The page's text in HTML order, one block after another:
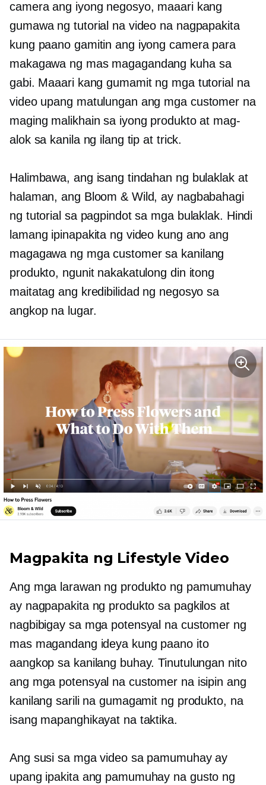
camera ang iyong negosyo, maaari kang
gumawa ng tutorial na video na nagpapakita
kung paano gamitin ang iyong camera para
makagawa ng mas magagandang kuha sa
gabi. Maaari kang gumamit ng mga tutorial na
video upang matulungan ang mga customer na
maging malikhain sa iyong produkto at mag-
alok sa kanila ng ilang tip at trick.
Halimbawa, ang isang tindahan ng bulaklak at
halaman, ang Bloom & Wild, ay nagbabahagi
ng tutorial sa pagpindot sa mga bulaklak. Hindi
lamang ipinapakita ng video kung ano ang
magagawa ng mga customer sa kanilang
produkto, ngunit nakakatulong din itong
maitatag ang kredibilidad ng negosyo sa
angkop na lugar.
Magpakita ng Lifestyle Video
Ang mga larawan ng produkto ng pamumuhay
ay nagpapakita ng produkto sa pagkilos at
nagbibigay sa mga potensyal na customer ng
mas magandang ideya kung paano ito
aangkop sa kanilang buhay. Tinutulungan nito
ang mga potensyal na customer na isipin ang
kanilang sarili na gumagamit ng produkto, na
isang mapanghikayat na taktika.
Ang susi sa mga video sa pamumuhay ay
upang ipakita ang pamumuhay na gusto ng